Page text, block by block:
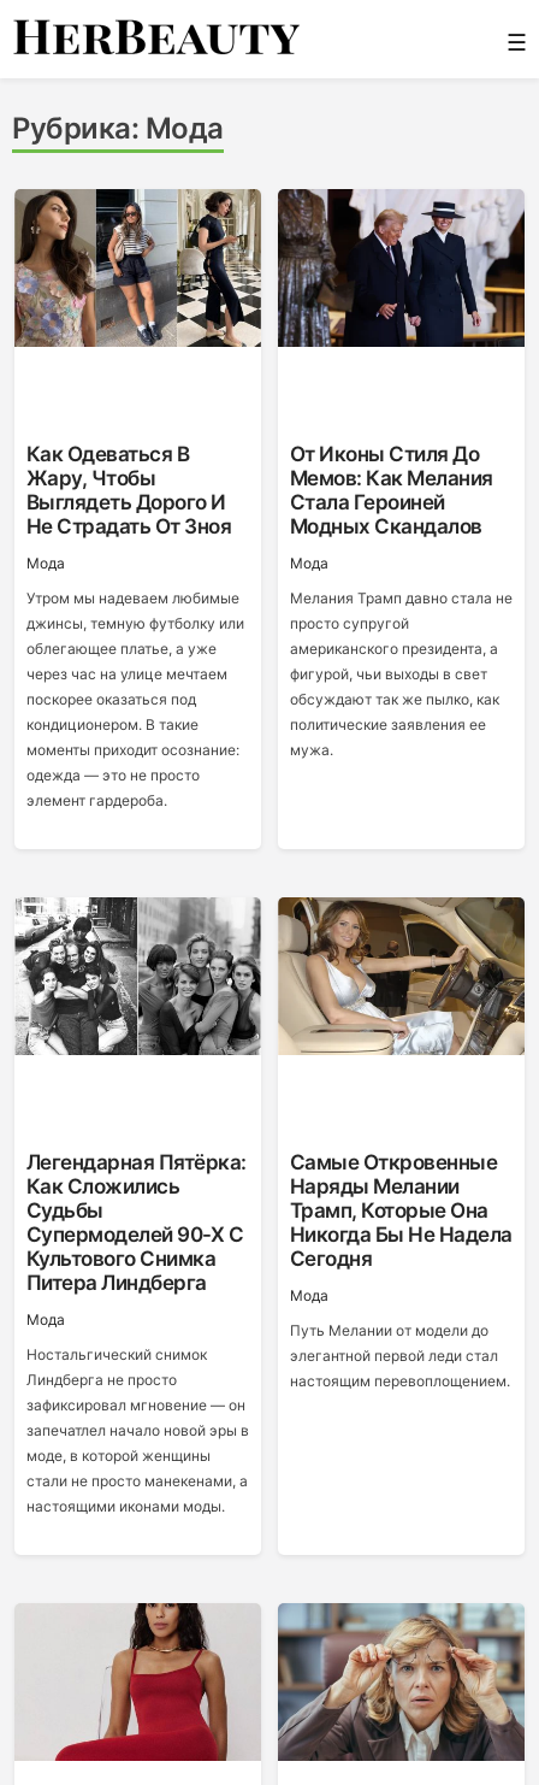
Skip
☰
Рубрика: Мода
Как Одеваться В
Жару, Чтобы
Выглядеть Дорого И
Не Страдать От Зноя
Мода
Утром мы надеваем любимые
джинсы, темную футболку или
облегающее платье, а уже
через час на улице мечтаем
поскорее оказаться под
кондиционером. В такие
моменты приходит осознание:
одежда — это не просто
элемент гардероба.
От Иконы Стиля До
Мемов: Как Мелания
Стала Героиней
Модных Скандалов
Мода
Мелания Трамп давно стала не
просто супругой
американского президента, а
фигурой, чьи выходы в свет
обсуждают так же пылко, как
политические заявления ее
мужа.
Легендарная Пятёрка:
Как Сложились
Судьбы
Супермоделей 90-Х С
Культового Снимка
Питера Линдберга
Мода
Ностальгический снимок
Линдберга не просто
зафиксировал мгновение — он
запечатлел начало новой эры в
моде, в которой женщины
стали не просто манекенами, а
настоящими иконами моды.
Самые Откровенные
Наряды Мелании
Трамп, Которые Она
Никогда Бы Не Надела
Сегодня
Мода
Путь Мелании от модели до
элегантной первой леди стал
настоящим перевоплощением.